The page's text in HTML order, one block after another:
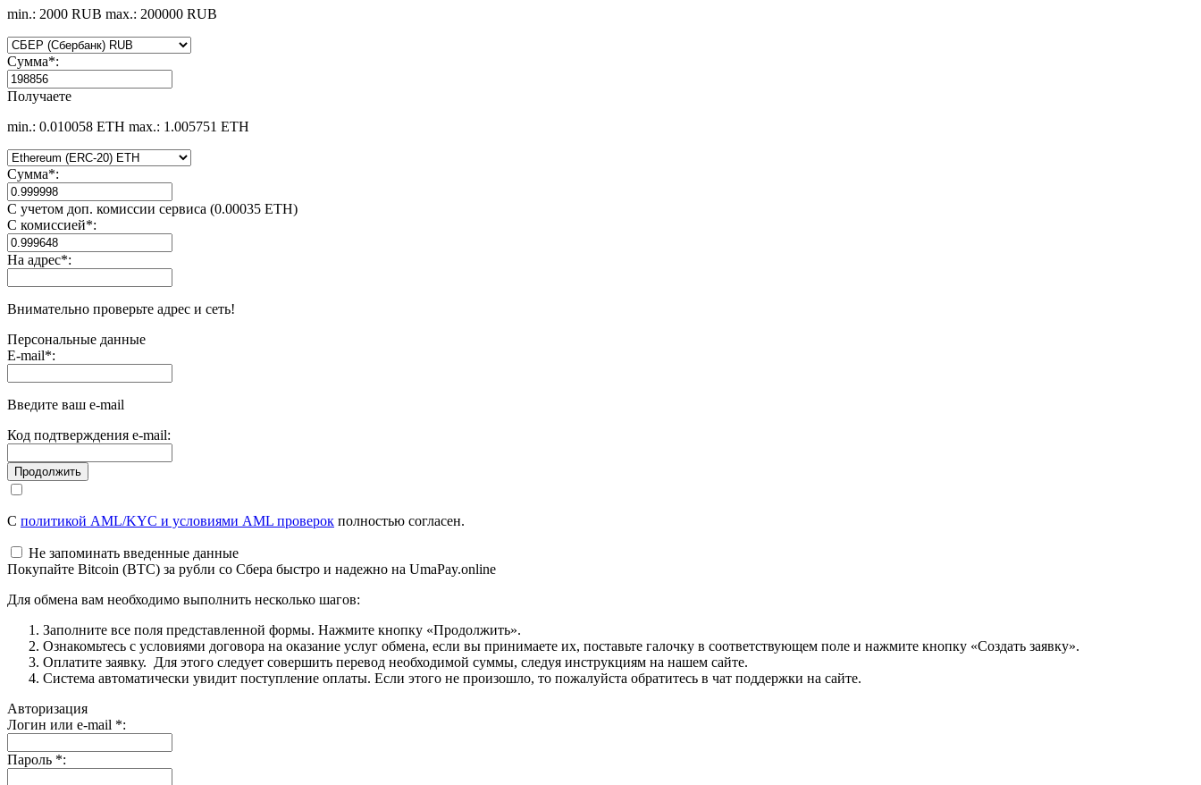
min.: 2000 RUB max.: 200000 RUB
Сумма*:
Получаете
min.: 0.010058 ETH max.: 1.005751 ETH
Сумма*:
С учетом доп. комиссии сервиса (0.00035 ETH)
С комиссией*:
На адрес*:
Внимательно проверьте адрес и сеть!
Персональные данные
E-mail*:
Введите ваш e-mail
Код подтверждения e-mail:
С политикой AML/KYC и условиями AML проверок полностью согласен.
Не запоминать введенные данные
Покупайте Bitcoin (BTC) за рубли со Сбера быстро и надежно на UmaPay.online
Для обмена вам необходимо выполнить несколько шагов:
Заполните все поля представленной формы. Нажмите кнопку «Продолжить».
Ознакомьтесь с условиями договора на оказание услуг обмена, если вы принимаете их, поставьте галочку в соответствующем поле и нажмите кнопку «Создать заявку».
Оплатите заявку. Для этого следует совершить перевод необходимой суммы, следуя инструкциям на нашем сайте.
Система автоматически увидит поступление оплаты. Если этого не произошло, то пожалуйста обратитесь в чат поддержки на сайте.
Авторизация
Логин или e-mail *:
Пароль *: